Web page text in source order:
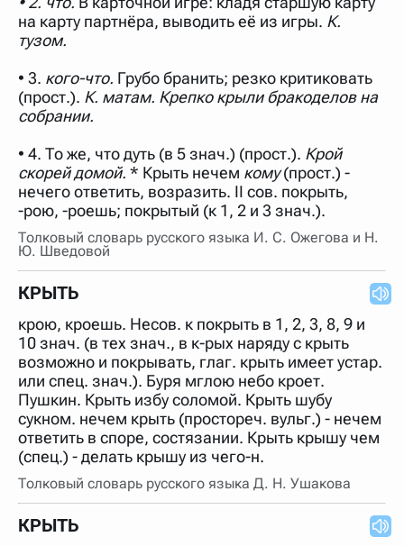
нужно будет нажать на кнопку "Найти".
Для более сложных случаев существует возможность
указывать несколько слов в запросе. Например, если
"Найти", выведутся все словарные статьи о поэте
Пушкине, но не о городе.
В сложных запросах тоже могут присутствовать
неизвестные буквы. Например, в кроссворде есть
слово "***м***ов", в задании "русский поэт 19 века".
Пишем в Reword первым словом "***м***ов", далее
через пробел "поэт". Получается "***м***ов поэт" (без
кавычек). Нажимаем "Найти" и получаем статью
"Лермонтов" и не только.
словарь вверх или вниз за прямоугольник слева от
названия словаря. Также можно выключать ненужные
словари.
на карту партнёра, выводить её из игры. К.
тузом.
• 3. кого-что. Грубо бранить; резко критиковать
(прост.). К. матам. Крепко крыли бракоделов на
собрании.
• 4. То же, что дуть (в 5 знач.) (прост.). Крой
скорей домой. * Крыть нечем кому(прост.) -
нечего ответить, возразить. II сов. покрыть,
-рою, -роешь; покрытый (к 1, 2 и 3 знач.).
Толковый словарь русского языка И. С. Ожегова и Н.
Ю. Шведовой
КРЫТЬ
крою, кроешь. Несов. к покрыть в 1, 2, 3, 8, 9 и
10 знач. (в тех знач., в к-рых наряду с крыть
возможно и покрывать, глаг. крыть имеет устар.
или спец. знач.). Буря мглою небо кроет.
Пушкин. Крыть избу соломой. Крыть шубу
сукном. нечем крыть (простореч. вульг.) - нечем
ответить в споре, состязании. Крыть крышу чем
(спец.) - делать крышу из чего-н.
Толковый словарь русского языка Д. Н. Ушакова
КРЫТЬ